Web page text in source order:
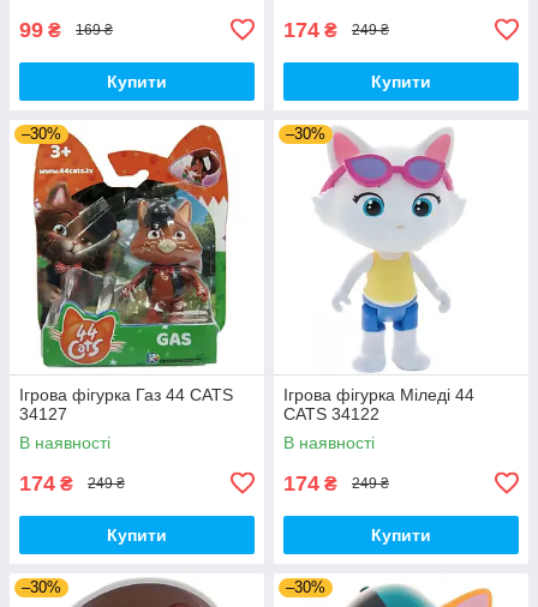
99 ₴ 169 ₴
Купити
174 ₴ 249 ₴
Купити
–30%
Ігрова фігурка Газ 44 CATS
34127
В наявності
174 ₴ 249 ₴
Купити
–30%
Ігрова фігурка Міледі 44
CATS 34122
В наявності
174 ₴ 249 ₴
Купити
–30% –30%